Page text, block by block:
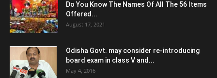
Do You Know The Names Of All The 56 Items
Offered...
August 17, 2021
Odisha Govt. may consider re-introducing
board exam in class V and...
May 4, 2016